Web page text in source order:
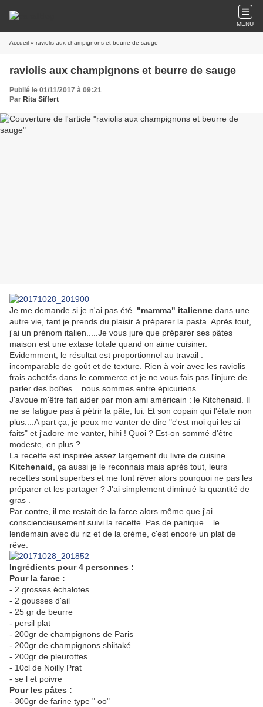
MENU
Accueil » raviolis aux champignons et beurre de sauge
raviolis aux champignons et beurre de sauge
Publié le 01/11/2017 à 09:21
Par Rita Siffert
Je me demande si je n'ai pas été "mamma" italienne dans une
autre vie, tant je prends du plaisir à préparer la pasta. Après tout,
j'ai un prénom italien.....Je vous jure que préparer ses pâtes
maison est une extase totale quand on aime cuisiner.
Evidemment, le résultat est proportionnel au travail :
incomparable de goût et de texture. Rien à voir avec les raviolis
frais achetés dans le commerce et je ne vous fais pas l'injure de
parler des boîtes... nous sommes entre épicuriens.
J'avoue m'être fait aider par mon ami américain : le Kitchenaid. Il
ne se fatigue pas à pétrir la pâte, lui. Et son copain qui l'étale non
plus....A part ça, je peux me vanter de dire "c'est moi qui les ai
faits" et j'adore me vanter, hihi ! Quoi ? Est-on sommé d'être
modeste, en plus ?
La recette est inspirée assez largement du livre de cuisine
Kitchenaid , ça aussi je le reconnais mais après tout, leurs
recettes sont superbes et me font rêver alors pourquoi ne pas les
préparer et les partager ? J'ai simplement diminué la quantité de
gras .
Par contre, il me restait de la farce alors même que j'ai
consciencieusement suivi la recette. Pas de panique....le
lendemain avec du riz et de la crème, c'est encore un plat de
rêve.
Ingrédients pour 4 personnes :
Pour la farce :
- 2 grosses échalotes
- 2 gousses d'ail
- 25 gr de beurre
- persil plat
- 200gr de champignons de Paris
- 200gr de champignons shiitaké
- 200gr de pleurottes
- 10cl de Noilly Prat
- se l et poivre
Pour les pâtes :
- 300gr de farine type " oo"